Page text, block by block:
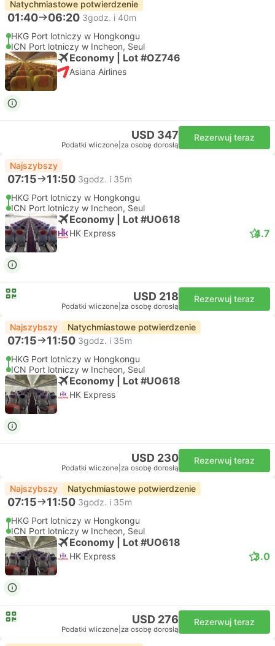
Natychmiastowe potwierdzenie
01:40 06:20 3godz. i 40m
HKG Port lotniczy w Hongkongu
ICN Port lotniczy w Incheon, Seul
Economy | Lot #OZ746
Asiana Airlines
USD 347
Podatki wliczone za osobę dorosłą
Rezerwuj teraz
Najszybszy
07:15 11:50 3godz. i 35m
HKG Port lotniczy w Hongkongu
ICN Port lotniczy w Incheon, Seul
Economy | Lot #UO618
HK Express 4.7
USD 218
Podatki wliczone za osobę dorosłą
Rezerwuj teraz
Najszybszy Natychmiastowe potwierdzenie
07:15 11:50 3godz. i 35m
HKG Port lotniczy w Hongkongu
ICN Port lotniczy w Incheon, Seul
Economy | Lot #UO618
HK Express
USD 230
Podatki wliczone za osobę dorosłą
Rezerwuj teraz
Najszybszy Natychmiastowe potwierdzenie
07:15 11:50 3godz. i 35m
HKG Port lotniczy w Hongkongu
ICN Port lotniczy w Incheon, Seul
Economy | Lot #UO618
HK Express 3.0
USD 276
Podatki wliczone za osobę dorosłą
Rezerwuj teraz